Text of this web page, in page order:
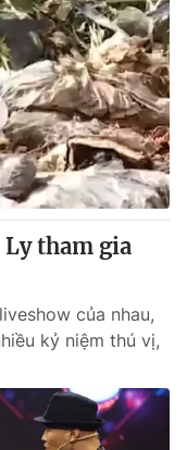
tham gia
của nhau,
kỷ niệm thú vị,